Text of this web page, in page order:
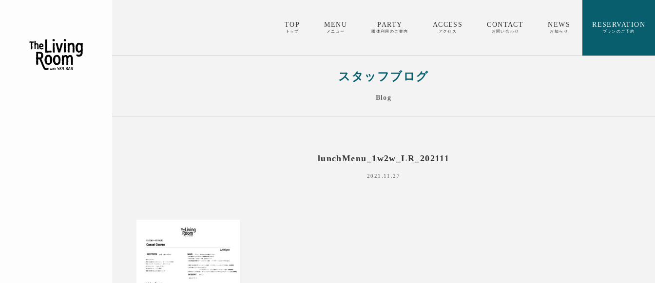
TOP
トップ
MENU
メニュー
PARTY
団体利用のご案内
ACCESS
アクセス
CONTACT
お問い合わせ
NEWS
お知らせ
RESERVATION
プランのご予約
スタッフブログ
Blog
lunchMenu_1w2w_LR_202111
2021.11.27